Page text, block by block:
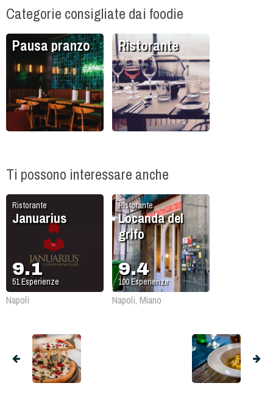
Categorie consigliate dai foodie
Pausa pranzo Ristorante
Ti possono interessare anche
Ristorante
Januarius
9.1
51Esperienze
Napoli
Ristorante
Locanda del
grifo
9.4
100Esperienze
Napoli, Miano